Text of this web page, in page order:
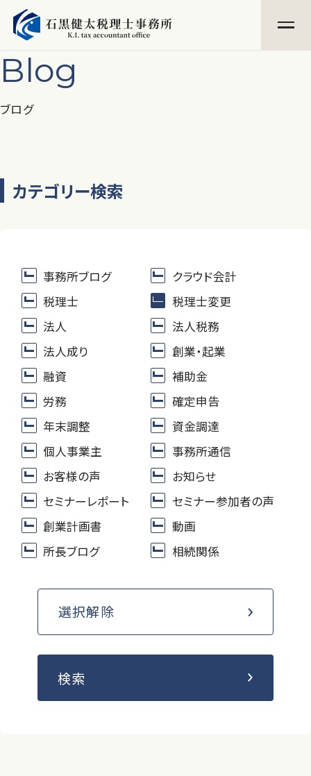
Blog
ブログ
カテゴリー検索
事務所ブログ
クラウド会計
税理士
税理士変更
法人
法人税務
法人成り
創業・起業
融資
補助金
労務
確定申告
年末調整
資金調達
個人事業主
事務所通信
お客様の声
お知らせ
セミナーレポート
セミナー参加者の声
創業計画書
動画
所長ブログ
相続関係
選択解除
検索